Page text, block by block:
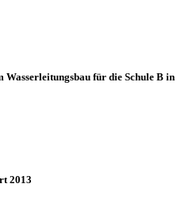
für die Schule B in
2013